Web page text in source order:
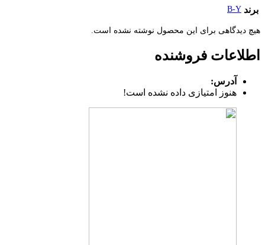
برند B-Y
هیچ دیدگاهی برای این محصول نوشته نشده است.
اطلاعات فروشنده
آدرس:
هنوز امتیازی داده نشده است!